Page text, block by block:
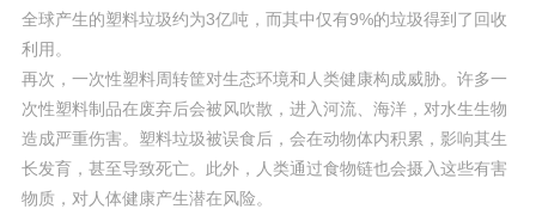
全球产生的塑料垃圾约为3亿吨，而其中仅有9%的垃圾得到了回收
利用。
再次，一次性塑料周转筐对生态环境和人类健康构成威胁。许多一
次性塑料制品在废弃后会被风吹散，进入河流、海洋，对水生生物
造成严重伤害。塑料垃圾被误食后，会在动物体内积累，影响其生
长发育，甚至导致死亡。此外，人类通过食物链也会摄入这些有害
物质，对人体健康产生潜在风险。